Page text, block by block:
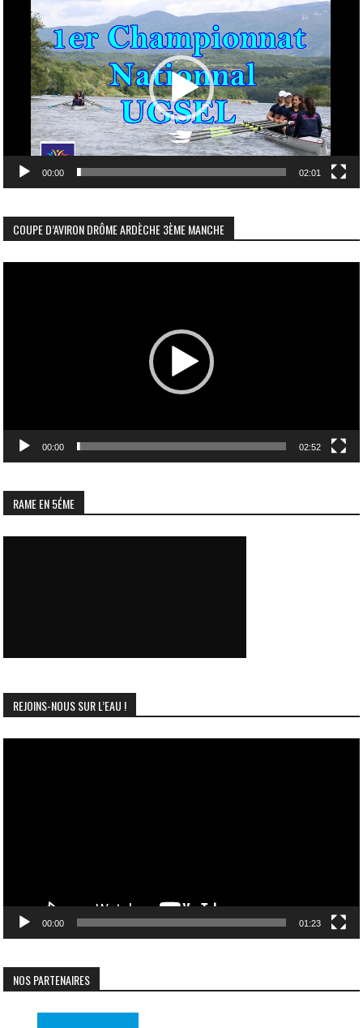
vidéo
00:00 02:01
COUPE D’AVIRON DRÔME ARDÈCHE 3ÈME MANCHE
00:00 02:52
RAME EN 5ÉME
REJOINS-NOUS SUR L’EAU !
00:00 01:23
NOS PARTENAIRES